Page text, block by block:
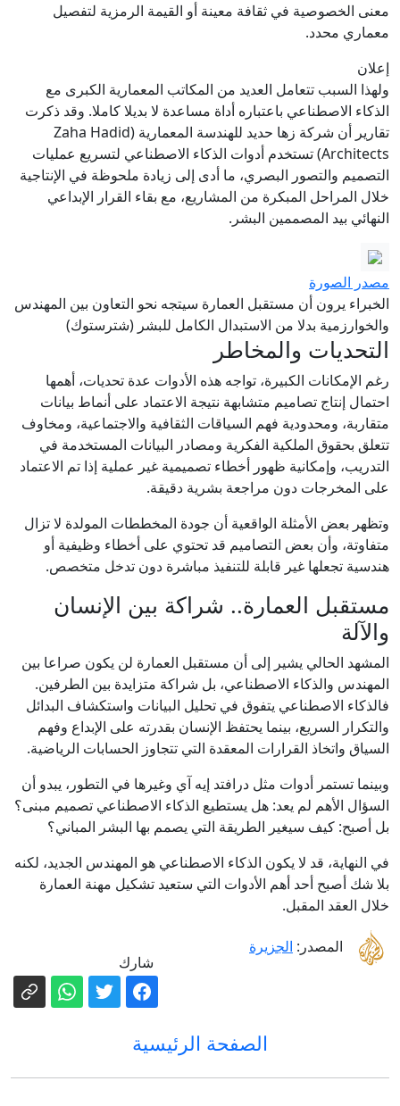
معنى الخصوصية في ثقافة معينة أو القيمة الرمزية لتفصيل
معماري محدد.
إعلان
ولهذا السبب تتعامل العديد من المكاتب المعمارية الكبرى مع
الذكاء الاصطناعي باعتباره أداة مساعدة لا بديلا كاملا. وقد ذكرت
تقارير أن شركة زها حديد للهندسة المعمارية (Zaha Hadid
Architects) تستخدم أدوات الذكاء الاصطناعي لتسريع عمليات
التصميم والتصور البصري، ما أدى إلى زيادة ملحوظة في الإنتاجية
خلال المراحل المبكرة من المشاريع، مع بقاء القرار الإبداعي
النهائي بيد المصممين البشر.
مصدر الصورة
الخبراء يرون أن مستقبل العمارة سيتجه نحو التعاون بين المهندس
والخوارزمية بدلا من الاستبدال الكامل للبشر (شترستوك)
التحديات والمخاطر
رغم الإمكانات الكبيرة، تواجه هذه الأدوات عدة تحديات، أهمها
احتمال إنتاج تصاميم متشابهة نتيجة الاعتماد على أنماط بيانات
متقاربة، ومحدودية فهم السياقات الثقافية والاجتماعية، ومخاوف
تتعلق بحقوق الملكية الفكرية ومصادر البيانات المستخدمة في
التدريب، وإمكانية ظهور أخطاء تصميمية غير عملية إذا تم الاعتماد
على المخرجات دون مراجعة بشرية دقيقة.
وتظهر بعض الأمثلة الواقعية أن جودة المخططات المولدة لا تزال
متفاوتة، وأن بعض التصاميم قد تحتوي على أخطاء وظيفية أو
هندسية تجعلها غير قابلة للتنفيذ مباشرة دون تدخل متخصص.
مستقبل العمارة.. شراكة بين الإنسان
والآلة
المشهد الحالي يشير إلى أن مستقبل العمارة لن يكون صراعا بين
المهندس والذكاء الاصطناعي، بل شراكة متزايدة بين الطرفين.
فالذكاء الاصطناعي يتفوق في تحليل البيانات واستكشاف البدائل
والتكرار السريع، بينما يحتفظ الإنسان بقدرته على الإبداع وفهم
السياق واتخاذ القرارات المعقدة التي تتجاوز الحسابات الرياضية.
وبينما تستمر أدوات مثل درافتد إيه آي وغيرها في التطور، يبدو أن
السؤال الأهم لم يعد: هل يستطيع الذكاء الاصطناعي تصميم مبنى؟
بل أصبح: كيف سيغير الطريقة التي يصمم بها البشر المباني؟
في النهاية، قد لا يكون الذكاء الاصطناعي هو المهندس الجديد، لكنه
بلا شك أصبح أحد أهم الأدوات التي ستعيد تشكيل مهنة العمارة
خلال العقد المقبل.
المصدر: الجزيرة
شارك
الصفحة الرئيسية